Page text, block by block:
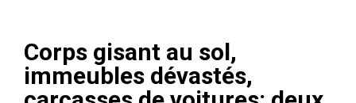
Corps gisant au sol,
immeubles dévastés,